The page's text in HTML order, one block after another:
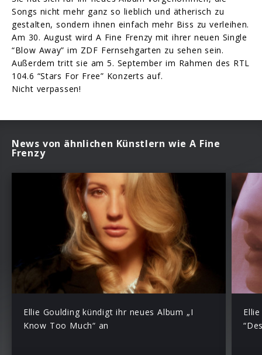
Songs nicht mehr ganz so lieblich und ätherisch zu
gestalten, sondern ihnen einfach mehr Biss zu verleihen.
Am 30. August wird A Fine Frenzy mit ihrer neuen Single
“Blow Away” im ZDF Fernsehgarten zu sehen sein.
Außerdem tritt sie am 5. September im Rahmen des RTL
104.6 “Stars For Free” Konzerts auf.
Nicht verpassen!
News von ähnlichen Künstlern wie A Fine
Frenzy
Ellie Goulding kündigt ihr neues Album „I
Know Too Much“ an